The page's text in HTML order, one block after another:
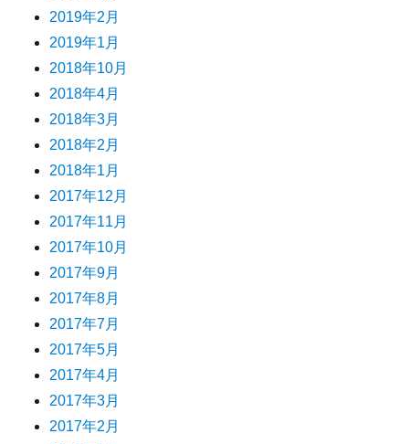
2019年2月
2019年1月
2018年10月
2018年4月
2018年3月
2018年2月
2018年1月
2017年12月
2017年11月
2017年10月
2017年9月
2017年8月
2017年7月
2017年5月
2017年4月
2017年3月
2017年2月